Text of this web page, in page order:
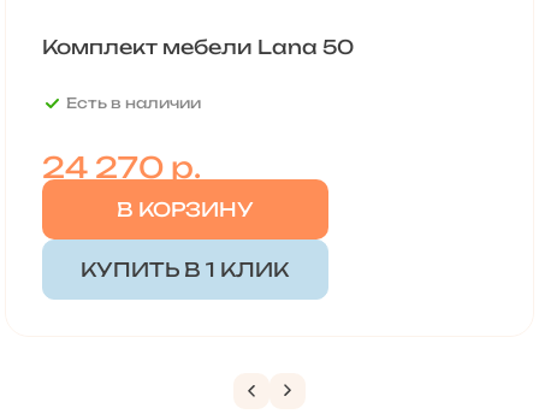
Комплект мебели Lana 50
Есть в наличии
24 270р.
В КОРЗИНУ
КУПИТЬ В 1 КЛИК